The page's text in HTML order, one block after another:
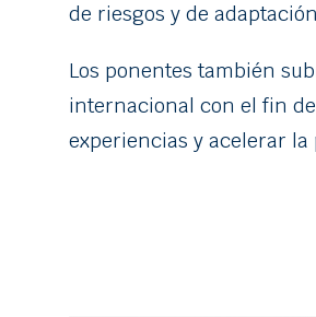
de riesgos y de
Los ponentes también
internacional con el fin
experiencias y acelerar